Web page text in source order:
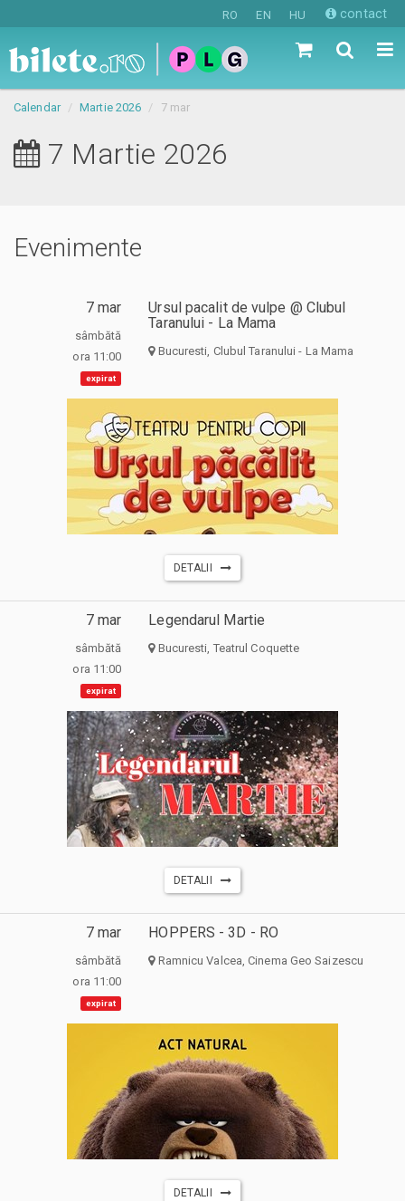
RO EN HU contact
Calendar Martie 2026 7 mar
7 Martie 2026
Evenimente
7 mar
sâmbătă
ora 11:00
expirat
Ursul pacalit de vulpe @ Clubul
Taranului - La Mama
Bucuresti, Clubul Taranului - La Mama
DETALII
7 mar
sâmbătă
ora 11:00
expirat
Legendarul Martie
Bucuresti, Teatrul Coquette
DETALII
7 mar
sâmbătă
ora 11:00
expirat
HOPPERS - 3D - RO
Ramnicu Valcea, Cinema Geo Saizescu
DETALII